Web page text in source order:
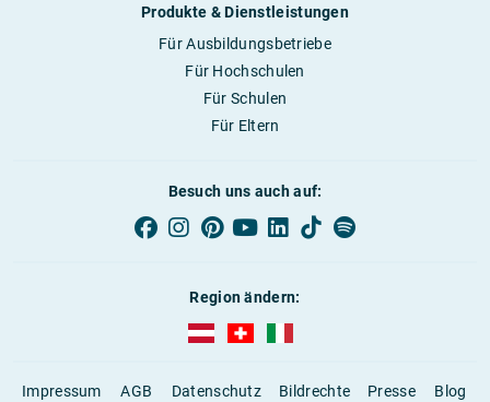
Produkte & Dienstleistungen
Für Ausbildungsbetriebe
Für Hochschulen
Für Schulen
Für Eltern
Besuch uns auch auf:
Region ändern:
AUBI-plus Österreich (deutsch)
AUBI-plus Schweiz (deutsch)
AUBI-plus Italien (deutsch)
Impressum AGB Datenschutz Bildrechte Presse Blog